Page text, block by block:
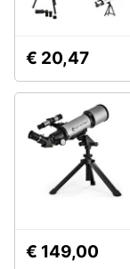
€ 20,47
€ 149,00